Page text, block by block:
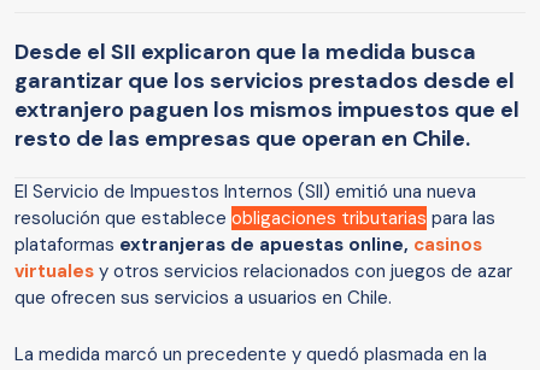
Desde el SII explicaron que la medida busca
garantizar que los servicios prestados desde el
extranjero paguen los mismos impuestos que el
resto de las empresas que operan en Chile.
El Servicio de Impuestos Internos (SII) emitió una nueva
resolución que establece obligaciones tributarias para las
plataformas extranjeras de apuestas online, casinos
virtuales y otros servicios relacionados con juegos de azar
que ofrecen sus servicios a usuarios en Chile.
La medida marcó un precedente y quedó plasmada en la